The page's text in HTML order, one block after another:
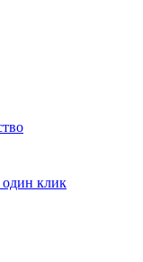
клик